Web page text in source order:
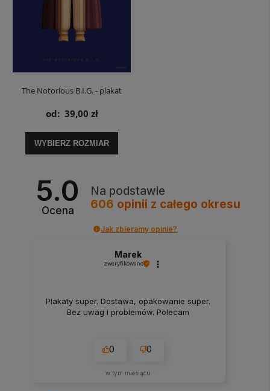
The Notorious B.I.G. - plakat
muzyczny
od: 39,00 zł
WYBIERZ ROZMIAR
5.0
Ocena
Na podstawie
606 opinii z całego okresu
Jak zbieramy opinie?
Marek
zweryfikowano
Plakaty super. Dostawa, opakowanie super.
Bez uwag i problemów. Polecam
0 0
w tym miesiącu